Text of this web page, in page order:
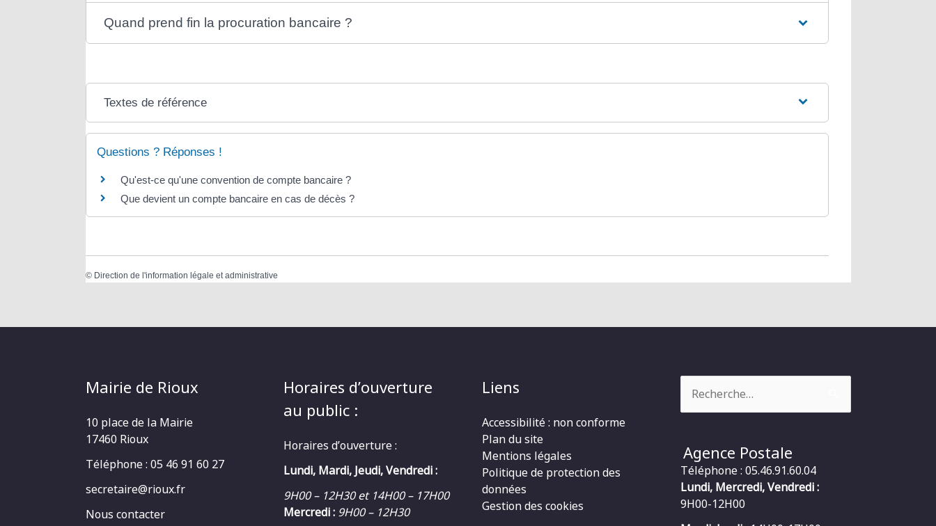
Quand prend fin la procuration bancaire ?
Textes de référence
Questions ? Réponses !
Qu'est-ce qu'une convention de compte bancaire ?
Que devient un compte bancaire en cas de décès ?
© Direction de l'information légale et administrative
Mairie de Rioux
10 place de la Mairie
17460 Rioux
Téléphone : 05 46 91 60 27
secretaire@rioux.fr
Nous contacter
Horaires d’ouverture
au public :
Horaires d’ouverture :
Lundi, Mardi, Jeudi, Vendredi :
9H00 – 12H30 et 14H00 – 17H00
Mercredi : 9H00 – 12H30
Liens
Accessibilité : non conforme
Plan du site
Mentions légales
Politique de protection des
données
Gestion des cookies
Agence Postale
Téléphone : 05.46.91.60.04
Lundi, Mercredi, Vendredi :
9H00-12H00